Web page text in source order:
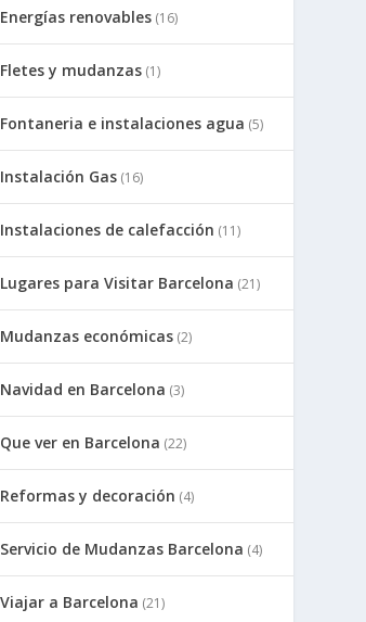
Energías renovables (16)
Fletes y mudanzas (1)
Fontaneria e instalaciones agua (5)
Instalación Gas (16)
Instalaciones de calefacción (11)
Lugares para Visitar Barcelona (21)
Mudanzas económicas (2)
Navidad en Barcelona (3)
Que ver en Barcelona (22)
Reformas y decoración (4)
Servicio de Mudanzas Barcelona (4)
Viajar a Barcelona (21)